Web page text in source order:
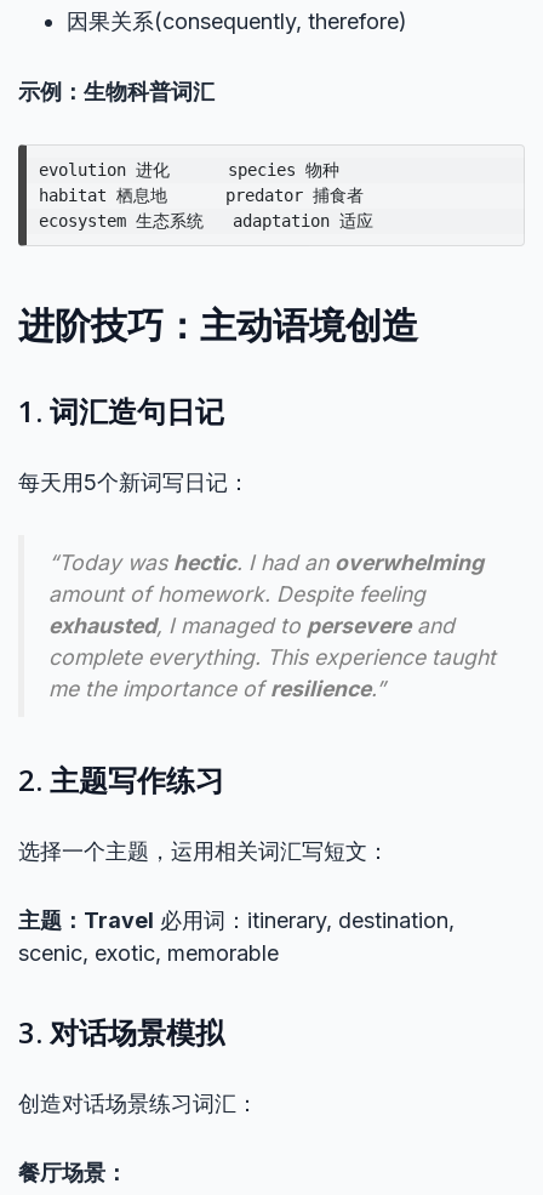
因果关系(consequently, therefore)
示例：生物科普词汇
evolution 进化      species 物种
habitat 栖息地      predator 捕食者
进阶技巧：主动语境创造
1. 词汇造句日记
每天用5个新词写日记：
“Today was hectic. I had an overwhelming
amount of homework. Despite feeling
exhausted, I managed to persevereand
complete everything. This experience taught
me the importance ofresilience.”
2. 主题写作练习
选择一个主题，运用相关词汇写短文：
主题：Travel 必用词：itinerary, destination,
scenic, exotic, memorable
3. 对话场景模拟
创造对话场景练习词汇：
餐厅场景：